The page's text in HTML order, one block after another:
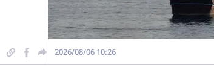
2026/08/06 10:26